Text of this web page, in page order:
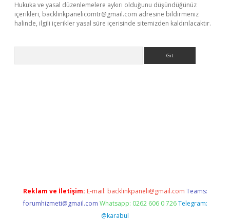
Hukuka ve yasal düzenlemelere aykırı olduğunu düşündüğünüz
içerikleri, backlinkpanelicomtr@gmail.com adresine bildirmeniz
halinde, ilgili içerikler yasal süre içerisinde sitemizden kaldırılacaktır.
Reklam ve İletişim: E-mail: backlinkpaneli@gmail.com Teams:
forumhizmeti@gmail.com Whatsapp: 0262 606 0 726 Telegram:
@karabul